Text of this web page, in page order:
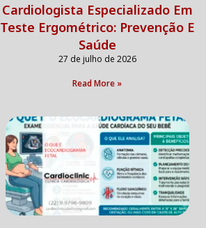
Cardiologista Especializado Em
Teste Ergométrico: Prevenção E
Saúde
27 de julho de 2026
Read More »